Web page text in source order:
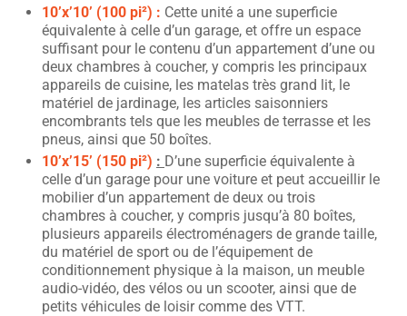
10’x’10’ (100 pi²) : Cette unité a une superficie
équivalente à celle d’un garage, et offre un espace
suffisant pour le contenu d’un appartement d’une ou
deux chambres à coucher, y compris les principaux
appareils de cuisine, les matelas très grand lit, le
matériel de jardinage, les articles saisonniers
encombrants tels que les meubles de terrasse et les
pneus, ainsi que 50 boîtes.
10’x’15’ (150 pi²) : D’une superficie équivalente à
celle d’un garage pour une voiture et peut accueillir le
mobilier d’un appartement de deux ou trois
chambres à coucher, y compris jusqu’à 80 boîtes,
plusieurs appareils électroménagers de grande taille,
du matériel de sport ou de l’équipement de
conditionnement physique à la maison, un meuble
audio-vidéo, des vélos ou un scooter, ainsi que de
petits véhicules de loisir comme des VTT.